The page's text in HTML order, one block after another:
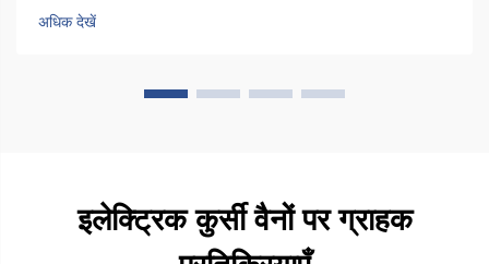
दरवाजे के किनारे की ओर 90 डिग्री तक घुमाता है, ताकि लोग...
अधिक देखें
इलेक्ट्रिक कुर्सी वैनों पर ग्राहक